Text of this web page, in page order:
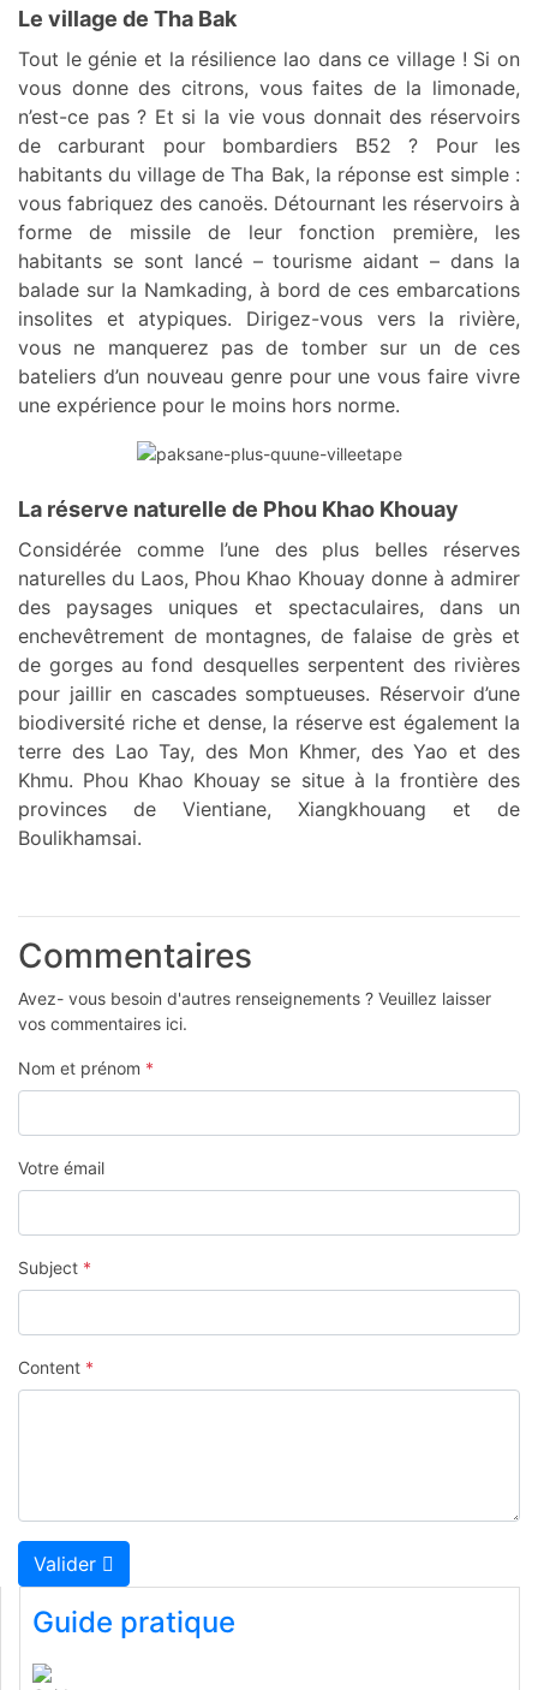
Le village de Tha Bak
Tout le génie et la résilience lao dans ce village ! Si on
vous donne des citrons, vous faites de la limonade,
n’est-ce pas ? Et si la vie vous donnait des réservoirs
de carburant pour bombardiers B52 ? Pour les
habitants du village de Tha Bak, la réponse est simple :
vous fabriquez des canoës. Détournant les réservoirs à
forme de missile de leur fonction première, les
habitants se sont lancé – tourisme aidant – dans la
balade sur la Namkading, à bord de ces embarcations
insolites et atypiques. Dirigez-vous vers la rivière,
vous ne manquerez pas de tomber sur un de ces
bateliers d’un nouveau genre pour une vous faire vivre
une expérience pour le moins hors norme.
La réserve naturelle de Phou Khao Khouay
Considérée comme l’une des plus belles réserves
naturelles du Laos, Phou Khao Khouay donne à admirer
des paysages uniques et spectaculaires, dans un
enchevêtrement de montagnes, de falaise de grès et
de gorges au fond desquelles serpentent des rivières
pour jaillir en cascades somptueuses. Réservoir d’une
biodiversité riche et dense, la réserve est également la
terre des Lao Tay, des Mon Khmer, des Yao et des
Khmu. Phou Khao Khouay se situe à la frontière des
provinces de Vientiane, Xiangkhouang et de
Boulikhamsai.
Commentaires
Avez- vous besoin d'autres renseignements ? Veuillez laisser
vos commentaires ici.
Nom et prénom *
Votre émail
Subject *
Content *
Valider
Guide pratique